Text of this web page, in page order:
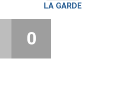
LA GARDE
0